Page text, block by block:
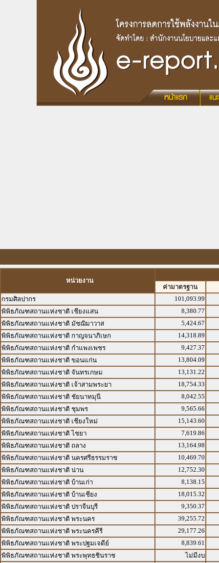
หน่วยงาน
ค่ามาตรฐาน
กรมศิลปากร
101,093.99
พิพิธภัณฑสถานแห่งชาติ เชียงแสน
8,380.77
พิพิธภัณฑสถานแห่งชาติ มัชฌิมาวาส
5,424.67
พิพิธภัณฑสถานแห่งชาติ กาญจนาภิเษก
14,318.89
พิพิธภัณฑสถานแห่งชาติ กำแพงเพชร
9,427.37
พิพิธภัณฑสถานแห่งชาติ ขอนแก่น
13,804.09
พิพิธภัณฑสถานแห่งชาติ จันทรเกษม
13,131.22
พิพิธภัณฑสถานแห่งชาติ เจ้าสามพระยา
18,754.33
พิพิธภัณฑสถานแห่งชาติ ชัยนาทมุนี
8,042.55
พิพิธภัณฑสถานแห่งชาติ ชุมพร
9,565.66
พิพิธภัณฑสถานแห่งชาติ เชียงใหม่
15,143.60
พิพิธภัณฑสถานแห่งชาติ ไชยา
7,619.86
พิพิธภัณฑสถานแห่งชาติ ถลาง
13,164.98
พิพิธภัณฑสถานแห่งชาติ นครศรีธรรมราช
10,469.70
พิพิธภัณฑสถานแห่งชาติ น่าน
12,752.30
พิพิธภัณฑสถานแห่งชาติ บ้านเก่า
8,138.15
พิพิธภัณฑสถานแห่งชาติ บ้านเชียง
18,015.32
พิพิธภัณฑสถานแห่งชาติ ปราจีนบุรี
9,350.37
พิพิธภัณฑสถานแห่งชาติ พระนคร
39,255.72
พิพิธภัณฑสถานแห่งชาติ พระนครคีรี
29,177.26
พิพิธภัณฑสถานแห่งชาติ พระปฐมเจดีย์
8,839.61
พิพิธภัณฑสถานแห่งชาติ พระพุทธชินราช
ไม่มีงบ